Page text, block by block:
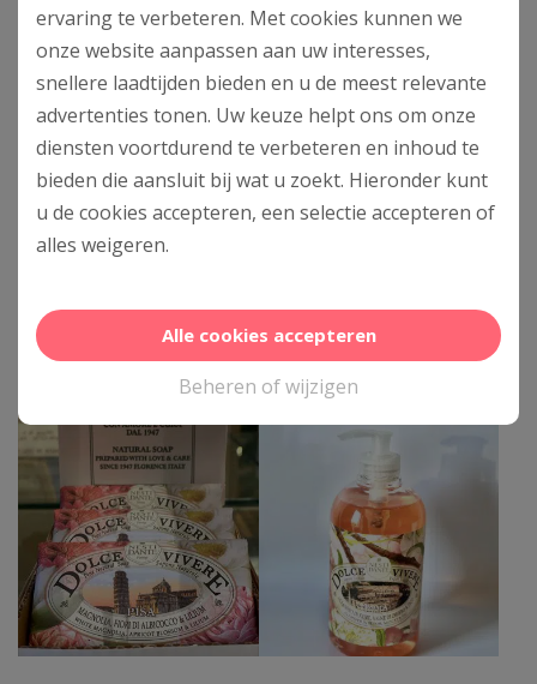
Dolce Vivere: Firenze
6,50
Toevoegen aan
DOLCE VIVERE :
handzeep – 500ml
Toevoegen aan
winkelwagen
ervaring te verbeteren. Met cookies kunnen we
onze website aanpassen aan uw interesses,
snellere laadtijden bieden en u de meest relevante
advertenties tonen. Uw keuze helpt ons om onze
diensten voortdurend te verbeteren en inhoud te
bieden die aansluit bij wat u zoekt. Hieronder kunt
u de cookies accepteren, een selectie accepteren of
alles weigeren.
Alle cookies accepteren
Beheren of wijzigen